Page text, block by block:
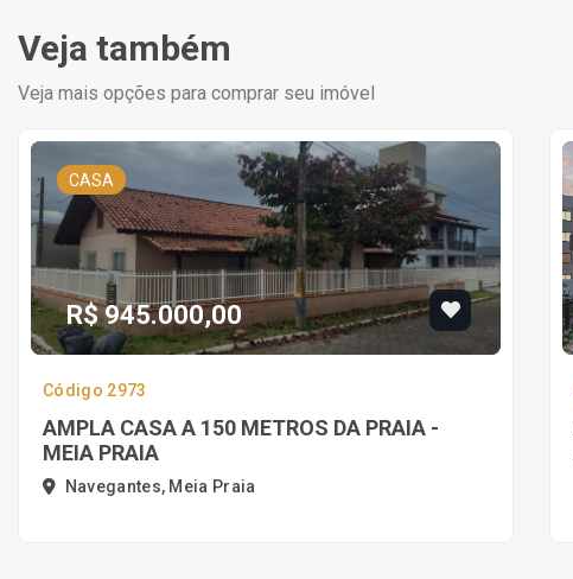
Veja também
Veja mais opções para comprar seu imóvel
CASA
R$ 945.000,00
Código 2973
AMPLA CASA A 150 METROS DA PRAIA -
MEIA PRAIA
Navegantes, Meia Praia